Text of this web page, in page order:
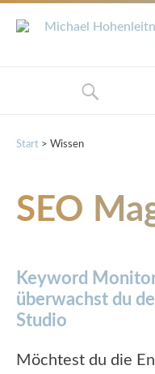
Start > Wissen
SEO
Keyword
überwachst du
Studio
Möchtest du die